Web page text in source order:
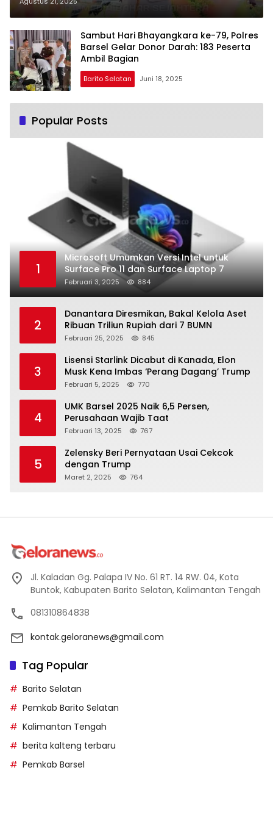
Sambut Hari Bhayangkara ke-79, Polres
Barsel Gelar Donor Darah: 183 Peserta
Ambil Bagian
Barito Selatan Juni 18, 2025
Popular Posts
1
Microsoft Umumkan Versi Intel untuk
Surface Pro 11 dan Surface Laptop 7
Februari 3, 2025 884
2
Danantara Diresmikan, Bakal Kelola Aset
Ribuan Triliun Rupiah dari 7 BUMN
Februari 25, 2025 845
3
Lisensi Starlink Dicabut di Kanada, Elon
Musk Kena Imbas ‘Perang Dagang’ Trump
Februari 5, 2025 770
4
UMK Barsel 2025 Naik 6,5 Persen,
Perusahaan Wajib Taat
Februari 13, 2025 767
5
Zelensky Beri Pernyataan Usai Cekcok
dengan Trump
Maret 2, 2025 764
Jl. Kaladan Gg. Palapa IV No. 61 RT. 14 RW. 04, Kota
Buntok, Kabupaten Barito Selatan, Kalimantan Tengah
081310864838
kontak.geloranews@gmail.com
Tag Popular
Barito Selatan
Pemkab Barito Selatan
Kalimantan Tengah
berita kalteng terbaru
Pemkab Barsel